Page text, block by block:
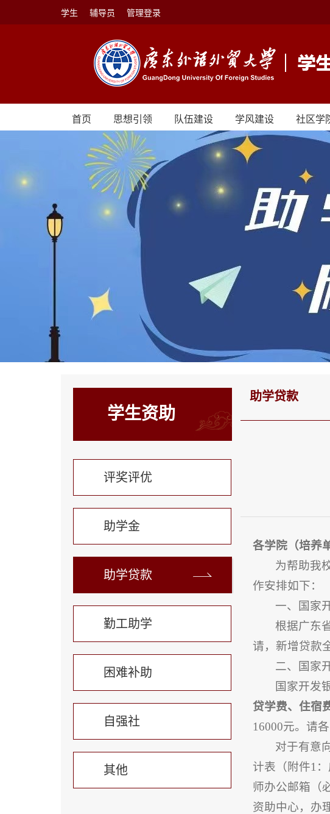
学生 辅导员 管理登录
首页 思想引领 队伍建设 学风建设 社区学
学生资助
评奖评优
助学金
助学贷款
勤工助学
困难补助
自强社
其他
助学贷款
各学院（培养
为帮助我
作安排如下：
一、国家
根据广东
请，新增贷款
二、国家
国家开发
贷学费、住宿
16000元。请
对于有意
计表（附件1
师办公邮箱（
资助中心，办